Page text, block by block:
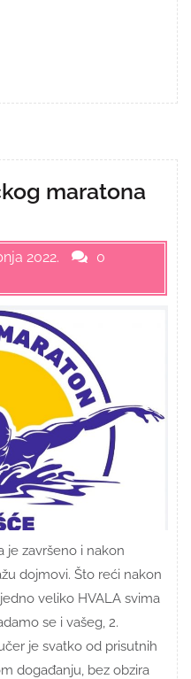
maratona
2022.
0
je završeno i nakon
dojmovi. Što reći nakon
veliko HVALA svima
se i vašeg, 2.
je svatko od prisutnih
događanju, bez obzira